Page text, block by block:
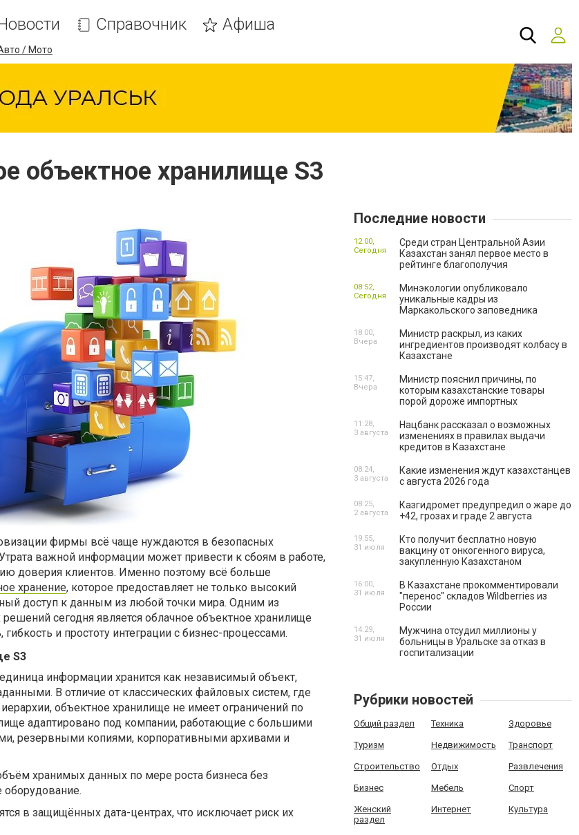
Справочник Афиша
/ Мото
объектное хранилище S3
фирмы всё чаще нуждаются в безопасных
важной информации может привести к сбоям в работе,
доверия клиентов. Именно поэтому всё больше
хранение, которое предоставляет не только высокий
доступ к данным из любой точки мира. Одним из
сегодня является облачное объектное хранилище
и простоту интеграции с бизнес-процессами.
S3
информации хранится как независимый объект,
В отличие от классических файловых систем, где
объектное хранилище не имеет ограничений по
адаптировано под компании, работающие с большими
резервными копиями, корпоративными архивами и
хранимых данных по мере роста бизнеса без
оборудование.
в защищённых дата-центрах, что исключает риск их
Последние новости
Среди стран Центральной Азии
Казахстан занял первое место в
рейтинге благополучия
12:00,
Сегодня
Минэкологии опубликовало
уникальные кадры из
Маркакольского заповедника
08:52,
Сегодня
Министр раскрыл, из каких
ингредиентов производят колбасу в
Казахстане
18:00,
Вчера
Министр пояснил причины, по
которым казахстанские товары
порой дороже импортных
15:47,
Вчера
Нацбанк рассказал о возможных
изменениях в правилах выдачи
кредитов в Казахстане
11:28,
3 августа
Какие изменения ждут казахстанцев
с августа 2026 года
08:24,
3 августа
Казгидромет предупредил о жаре до
+42, грозах и граде 2 августа
08:25,
2 августа
Кто получит бесплатно новую
вакцину от онкогенного вируса,
закупленную Казахстаном
19:55,
31 июля
В Казахстане прокомментировали
"перенос" складов Wildberries из
России
16:00,
31 июля
Мужчина отсудил миллионы у
больницы в Уральске за отказ в
госпитализации
14:29,
31 июля
Рубрики новостей
Общий раздел Техника Здоровье
Туризм Недвижимость Транспорт
Строительство Отдых Развлечения
Бизнес Мебель Спорт
Женский
раздел
Интернет Культура